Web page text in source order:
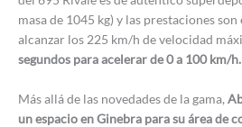
masa de 1045 kg) y las prestaciones
alcanzar los 225 km/h de velocidad
segundos para acelerar de 0 a 100 km/h.
Más allá de las novedades de la gama,
un espacio en Ginebra para su área de